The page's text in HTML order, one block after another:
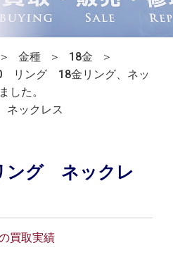
＞ 金種 ＞ 18金
＞
リング 18金リング、ネッ
した。
ックレス
グ ネックレ
買取実績